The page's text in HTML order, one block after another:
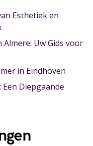
Esthetiek en
Uw Gids voor
in Eindhoven
Diepgaande